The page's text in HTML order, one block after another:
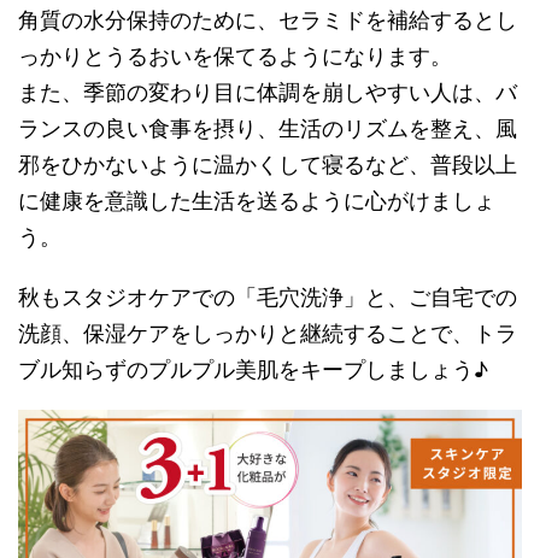
角質の水分保持のために、セラミドを補給するとし
っかりとうるおいを保てるようになります。
また、季節の変わり目に体調を崩しやすい人は、バ
ランスの良い食事を摂り、生活のリズムを整え、風
邪をひかないように温かくして寝るなど、普段以上
に健康を意識した生活を送るように心がけましょ
う。
秋もスタジオケアでの「毛穴洗浄」と、ご自宅での
洗顔、保湿ケアをしっかりと継続することで、トラ
ブル知らずのプルプル美肌をキープしましょう♪